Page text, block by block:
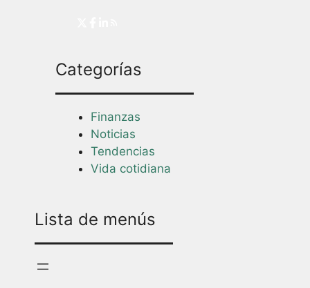
Categorías
Finanzas
Noticias
Tendencias
Vida cotidiana
Lista de menús